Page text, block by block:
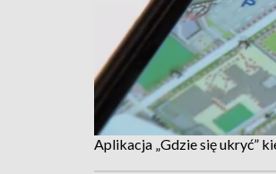
Aplikacja „Gdzie się ukryć”